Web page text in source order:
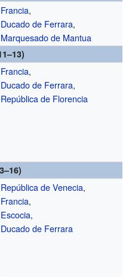
Francia,
Ducado de Ferrara,
Marquesado de Mantua
Francia,
Ducado de Ferrara,
República de Florencia
República de Venecia,
Francia,
Escocia,
Ducado de Ferrara